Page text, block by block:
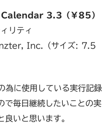
3.3（￥85）
リティ
Inc.（サイズ: 7.5
に使用している実行記録
で毎日継続したいことの実
いと思います。